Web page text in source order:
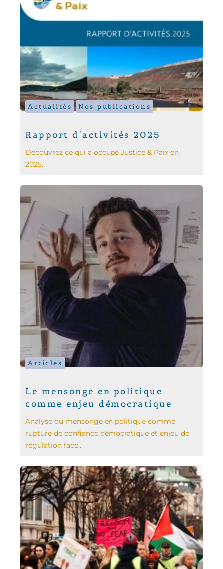
Actualités Nos publications
Rapport d'activités 2025
Découvrez ce qui a occupé Justice & Paix en
2025.
Articles
Le mensonge en politique
comme enjeu démocratique
Analyse du mensonge en politique comme
rupture de confiance démocratique et enjeu de
régulation face...